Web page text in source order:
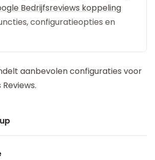
Bedrijfsreviews koppeling
configuratieopties en
aanbevolen configuraties voor
Reviews.